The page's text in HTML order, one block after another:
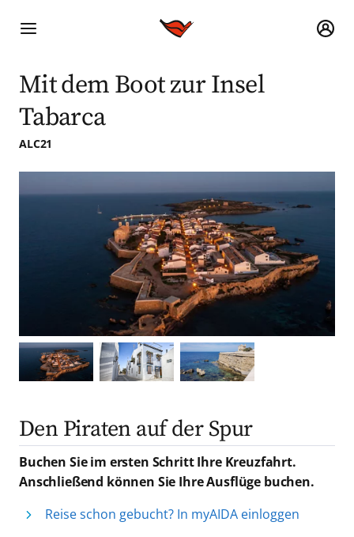
Mit dem Boot zur Insel
Tabarca
ALC21
Den Piraten auf der Spur
Buchen Sie im ersten Schritt Ihre Kreuzfahrt.
Anschließend können Sie Ihre Ausflüge buchen.
Reise schon gebucht? In myAIDA einloggen